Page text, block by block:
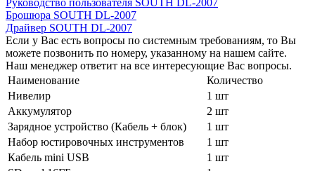
Брошюра SOUTH DL-2007
Драйвер SOUTH DL-2007
Если у Вас есть вопросы по системным требованиям, то Вы
можете позвонить по номеру, указанному на нашем сайте.
Наш менеджер ответит на все интересующие Вас вопросы.
Наименование
Количество
Нивелир
1 шт
Аккумулятор
2 шт
Зарядное устройство (Кабель + блок)
1 шт
Набор юстировочных инструментов
1 шт
Кабель mini USB
1 шт